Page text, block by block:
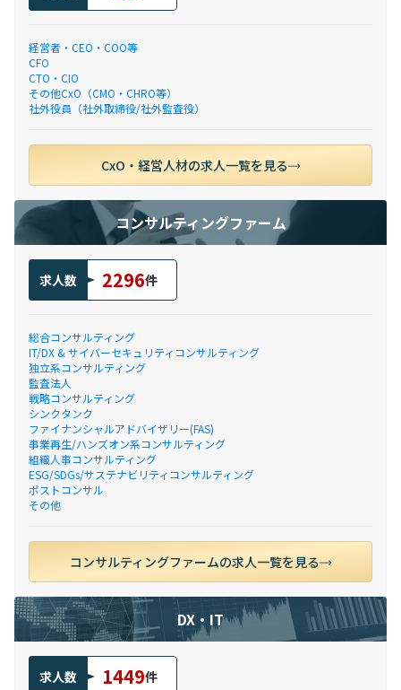
経営者・CEO・COO等
CFO
CTO・CIO
その他CxO（CMO・CHRO等）
社外役員（社外取締役/社外監査役）
CxO・経営人材の求人一覧を見る
コンサルティングファーム
求人数 2296件
総合コンサルティング
IT/DX & サイバーセキュリティコンサルティング
独立系コンサルティング
監査法人
戦略コンサルティング
シンクタンク
ファイナンシャルアドバイザリー(FAS)
事業再生/ハンズオン系コンサルティング
組織人事コンサルティング
ESG/SDGs/サステナビリティコンサルティング
ポストコンサル
その他
コンサルティングファームの求人一覧を見る
DX・IT
求人数 1449件